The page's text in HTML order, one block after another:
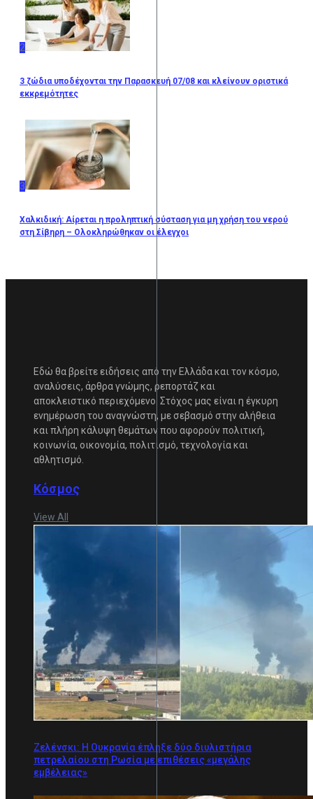
2
3 ζώδια υποδέχονται την Παρασκευή 07/08 και κλείνουν οριστικά
εκκρεμότητες
3
Χαλκιδική: Αίρεται η προληπτική σύσταση για μη χρήση του νερού
στη Σίβηρη – Ολοκληρώθηκαν οι έλεγχοι
Εδώ θα βρείτε ειδήσεις από την Ελλάδα και τον κόσμο,
αναλύσεις, άρθρα γνώμης, ρεπορτάζ και
αποκλειστικό περιεχόμενο. Στόχος μας είναι η έγκυρη
ενημέρωση του αναγνώστη, με σεβασμό στην αλήθεια
και πλήρη κάλυψη θεμάτων που αφορούν πολιτική,
κοινωνία, οικονομία, πολιτισμό, τεχνολογία και
αθλητισμό.
Κόσμος
View All
Ζελένσκι: Η Ουκρανία έπληξε δύο διυλιστήρια
πετρελαίου στη Ρωσία με επιθέσεις «μεγάλης
εμβέλειας»